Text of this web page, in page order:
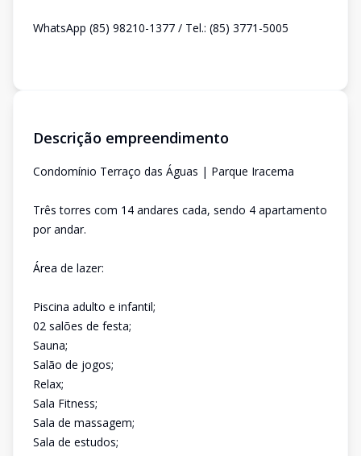
WhatsApp (85) 98210-1377 / Tel.: (85) 3771-5005
Descrição empreendimento
Condomínio Terraço das Águas | Parque Iracema
Três torres com 14 andares cada, sendo 4 apartamento
por andar.
Área de lazer:
Piscina adulto e infantil;
02 salões de festa;
Sauna;
Salão de jogos;
Relax;
Sala Fitness;
Sala de massagem;
Sala de estudos;